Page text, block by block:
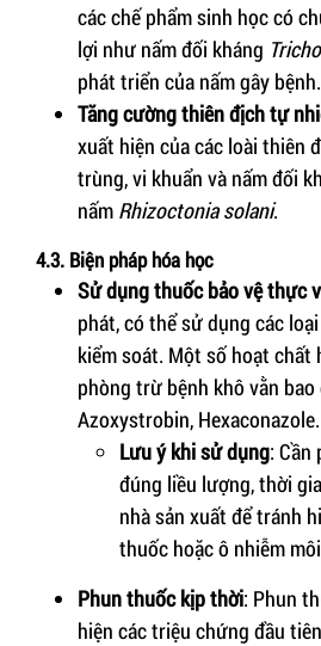
các chế phẩm sinh học có
lợi như nấm đối kháng
phát triển của nấm gây bệnh.
Tăng cường thiên địch tự
xuất hiện của các loài thiên
trùng, vi khuẩn và nấm đối
nấm Rhizoctonia solani.
4.3. Biện pháp hóa học
Sử dụng thuốc bảo vệ thực
phát, có thể sử dụng các
kiểm soát. Một số hoạt chất
phòng trừ bệnh khô vằn
Azoxystrobin,
Lưu ý khi sử dụng:
đúng liều lượng, thời
nhà sản xuất để tránh
thuốc hoặc ô nhiễm
Phun thuốc kịp thời: Phun
hiện các triệu chứng đầu